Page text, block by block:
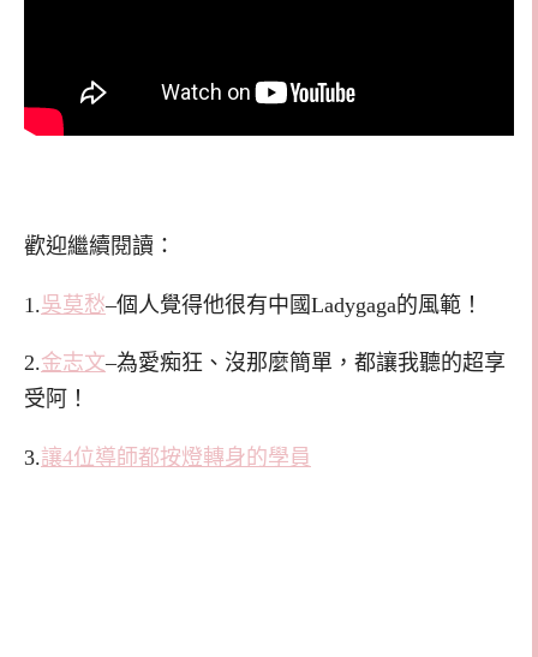
歡迎繼續閱讀：
1.吳莫愁–個人覺得他很有中國Ladygaga的風範！
2.金志文–為愛痴狂、沒那麼簡單，都讓我聽的超享
受阿！
3.讓4位導師都按燈轉身的學員